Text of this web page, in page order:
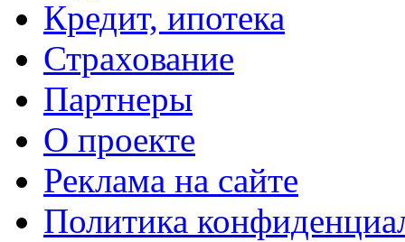
Кредит, ипотека
Страхование
Партнеры
O проекте
Реклама на сайте
Политика